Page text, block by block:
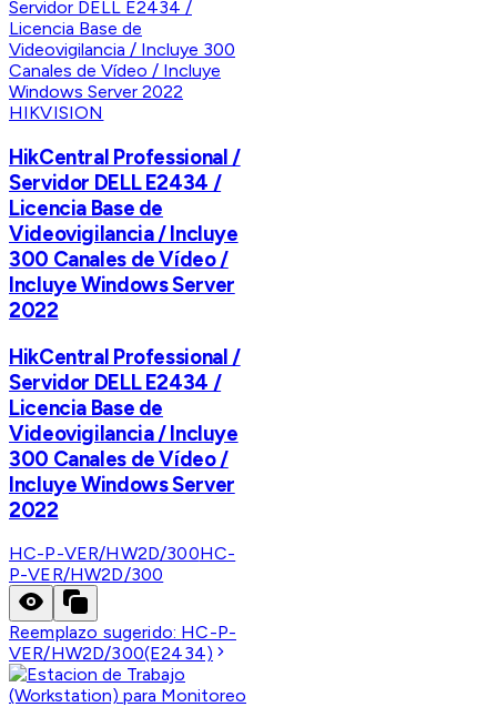
HIKVISION
HikCentral Professional /
Servidor DELL E2434 /
Licencia Base de
Videovigilancia / Incluye
300 Canales de Vídeo /
Incluye Windows Server
2022
HikCentral Professional /
Servidor DELL E2434 /
Licencia Base de
Videovigilancia / Incluye
300 Canales de Vídeo /
Incluye Windows Server
2022
HC-P-VER/HW2D/300HC-
P-VER/HW2D/300
Reemplazo sugerido: HC-P-
VER/HW2D/300(E2434)